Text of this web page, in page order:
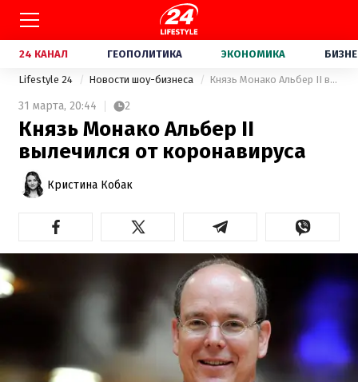
24 КАНАЛ ГЕОПОЛИТИКА ЭКОНОМИКА
Lifestyle 24 Новости шоу-бизнеса Князь Монако Альбер ІІ вылечился от коронавируса
31 марта, 20:44 2
Князь Монако Альбер ІІ
вылечился от коронавируса
Кристина Кобак